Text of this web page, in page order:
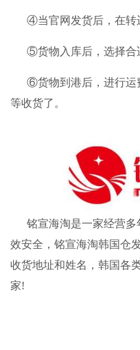
④当官网发货后，在转
⑤货物入库后，选择合
⑥货物到港后，进行运
等收货了。
铭宣海淘是一家经营
效安全， 铭宣海淘韩国仓
收货地址和姓名，韩国各
家!